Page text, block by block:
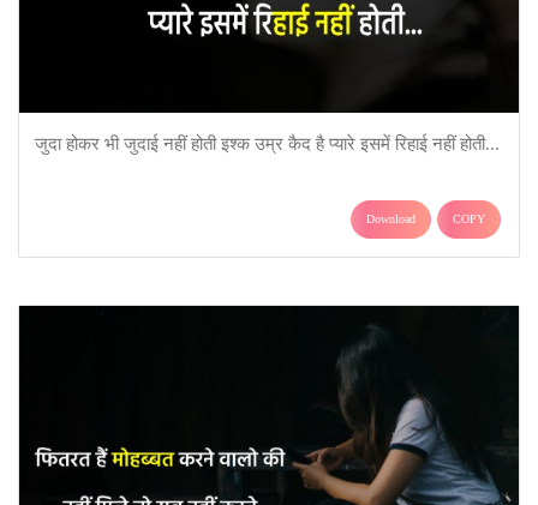
जुदा होकर भी जुदाई नहीं होती इश्क उम्र कैद है प्यारे इसमें रिहाई नहीं होती...
Download COPY